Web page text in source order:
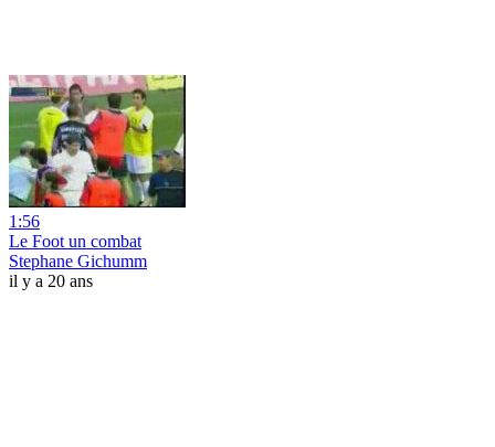
1:56
Le Foot un combat
Stephane Gichumm
il y a 20 ans